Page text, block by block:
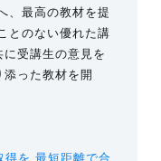
、最高の教材を提
とのない優れた講
受講生の意見を
った教材を開
を 最短距離で合